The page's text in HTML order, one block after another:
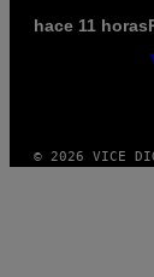
hace 11 horas
© 2026 VICE